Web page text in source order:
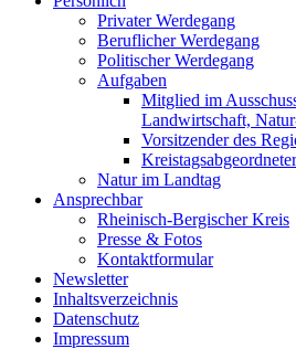
Privater Werdegang
Beruflicher Werdegang
Politischer Werdegang
Aufgaben
Mitglied im
Landwirtschaft,
Vorsitzender des
Kreistagsabgeordneter
Natur im Landtag
Ansprechbar
Rheinisch-Bergischer Kreis
Presse & Fotos
Kontaktformular
Newsletter
Inhaltsverzeichnis
Datenschutz
Impressum